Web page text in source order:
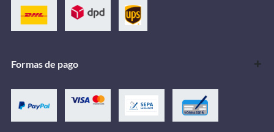
Formas de pago